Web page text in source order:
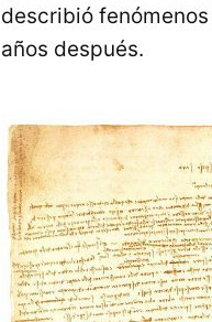
describió
años después.